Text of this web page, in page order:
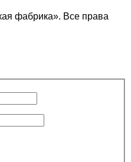
фабрика». Все права